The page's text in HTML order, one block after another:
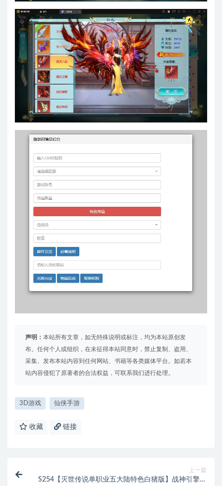
声明： 本站所有文章，如无特殊说明或标注，均为本站原创发
布。任何个人或组织，在未征得本站同意时，禁止复制、盗用、
采集、发布本站内容到任何网站、书籍等各类媒体平台。如若本
站内容侵犯了原著者的合法权益，可联系我们进行处理。
3D游戏 仙侠手游
收藏 链接
上一篇
S254【灭世传说单职业五大陆特色白猪版】战神引擎传